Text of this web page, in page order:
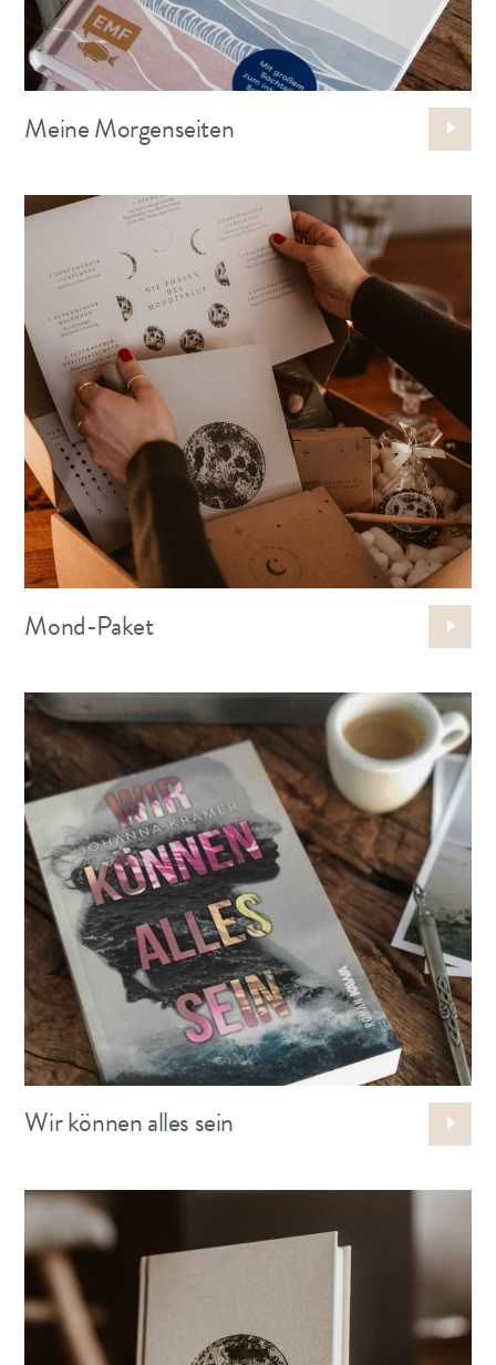
Meine Morgenseiten
Mond-Paket
Wir können alles sein